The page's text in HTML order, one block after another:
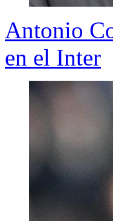
Antonio
en el Inter